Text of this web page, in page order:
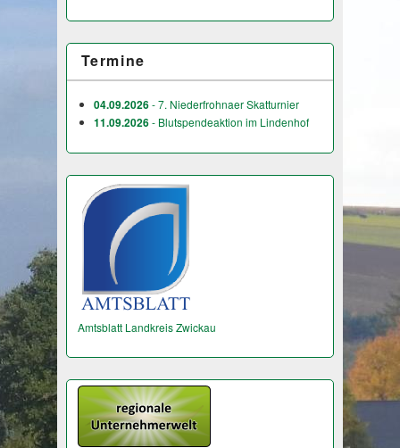
Termine
04.09.2026- 7. Niederfrohnaer Skatturnier
11.09.2026- Blutspendeaktion im Lindenhof
Amtsblatt Landkreis Zwickau